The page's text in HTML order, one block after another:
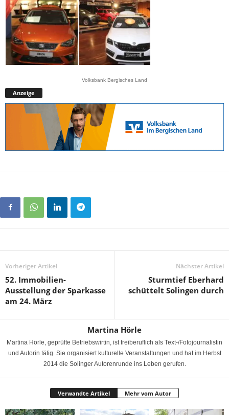
Volksbank Bergisches Land
Anzeige
Vorheriger Artikel
52. Immobilien-
Ausstellung der Sparkasse
am 24. März
Nächster Artikel
Sturmtief Eberhard
schüttelt Solingen durch
Martina Hörle
Martina Hörle, geprüfte Betriebswirtin, ist freiberuflich als Text-/Fotojournalistin
und Autorin tätig. Sie organisiert kulturelle Veranstaltungen und hat im Herbst
2014 die Solinger Autorenrunde ins Leben gerufen.
Verwandte Artikel Mehr vom Autor